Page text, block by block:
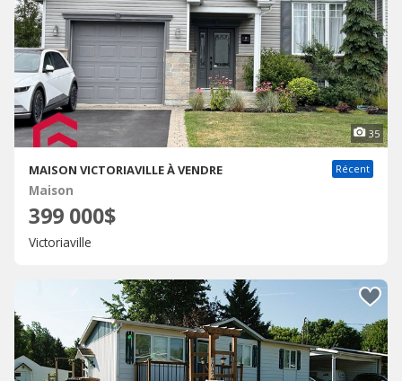
35
MAISON VICTORIAVILLE À VENDRE Récent
Maison
399 000$
Victoriaville